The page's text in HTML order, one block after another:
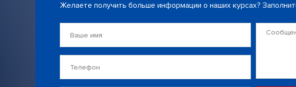
Желаете получить больше информации о наших курсах?
имя
Сообщение